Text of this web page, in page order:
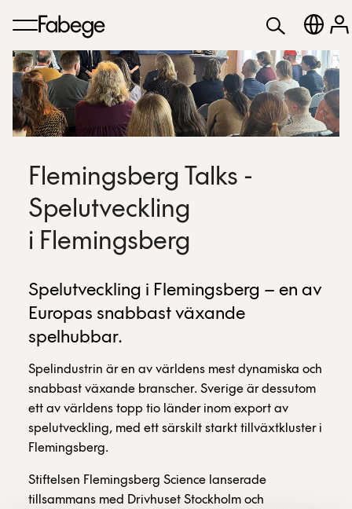
Flemingsberg Talks -
Spelutveckling
i Flemingsberg
Spelutveckling i Flemingsberg – en av
Europas snabbast växande
spelhubbar.
Spelindustrin är en av världens mest dynamiska och
snabbast växande branscher. Sverige är dessutom
ett av världens topp tio länder inom export av
spelutveckling, med ett särskilt starkt tillväxtkluster i
Flemingsberg.
Stiftelsen Flemingsberg Science lanserade
tillsammans med Drivhuset Stockholm och